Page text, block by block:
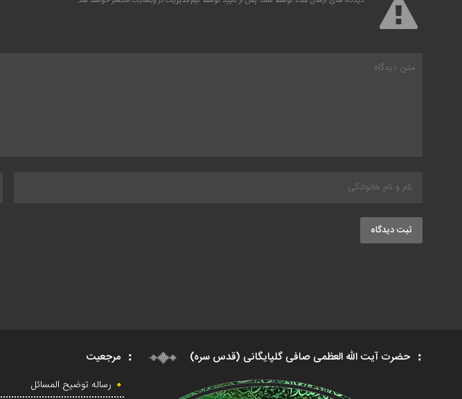
ثبت دیدگاه
حضرت آیت الله العظمی صافی گلپایگانی (قدس سره) مرجعیت
رساله توضیح المسائل